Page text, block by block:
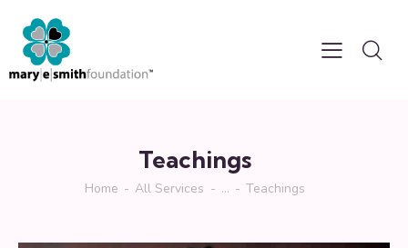
Teachings
Home All Services ... Teachings